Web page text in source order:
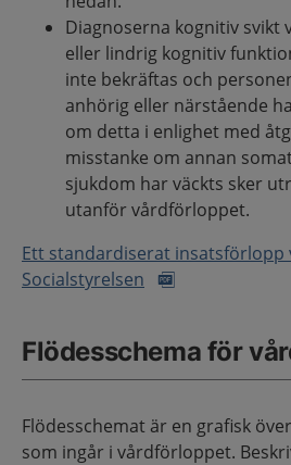
Diagnoserna kognitiv svikt
eller lindrig kognitiv
inte bekräftas och
anhörig eller närstående
om detta i enlighet med
misstanke om annan
sjukdom har väckts sker
utanför vårdförloppet.
Ett standardiserat insatsförlopp
Socialstyrelsen
Flödesschema för
Flödesschemat är en grafisk
som ingår i vårdförloppet.